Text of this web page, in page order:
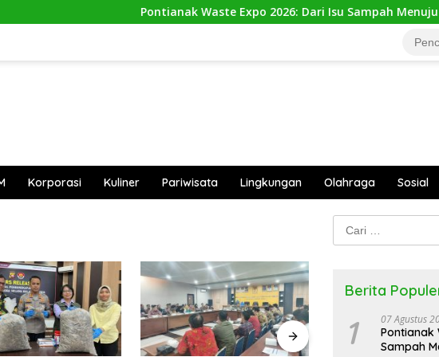
Pontianak Waste Expo 2026: Dari Isu Sampah Menuju Aksi
Korporasi Kuliner Pariwisata Lingkungan Olahraga Sosial
Cari
untuk:
Berita
1 07 Agustus
Pontianak
Sampah